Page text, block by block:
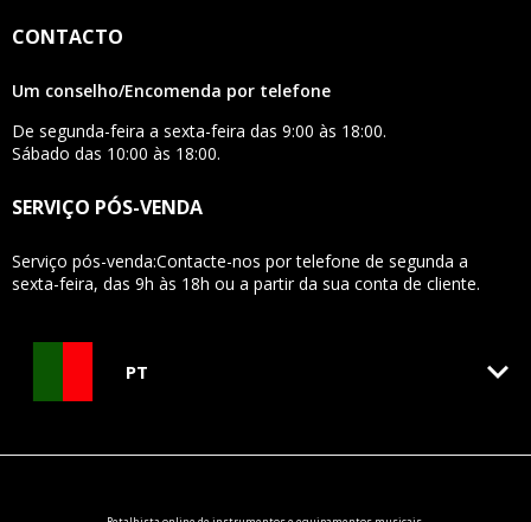
CONTACTO
Um conselho/Encomenda por telefone
De segunda-feira a sexta-feira das 9:00 às 18:00.
Sábado das 10:00 às 18:00.
SERVIÇO PÓS-VENDA
Serviço pós-venda:Contacte-nos por telefone de segunda a
sexta-feira, das 9h às 18h ou a partir da sua conta de cliente.
PT keyboard_arrow_down